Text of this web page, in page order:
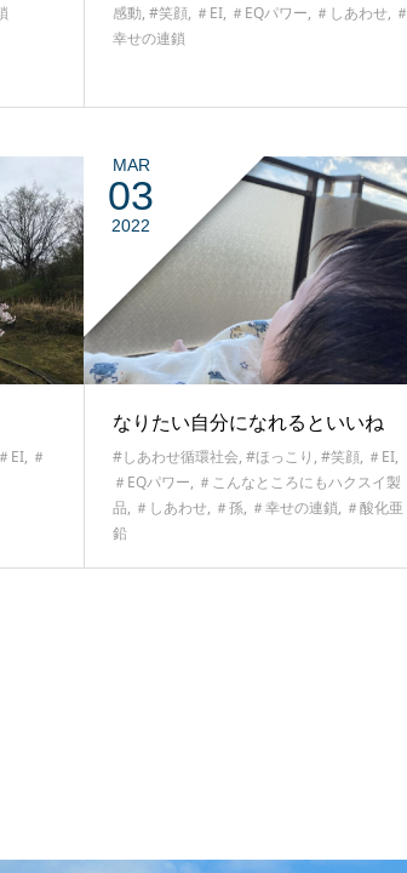
感動, #笑顔, ＃EI, ＃EQパワー, ＃しあわせ, ＃
幸せの連鎖
＃EI, ＃
MAR
03
2022
なりたい自分になれるといいね
#しあわせ循環社会, #ほっこり , #笑顔, ＃EI,
＃EQパワー, ＃こんなところにもハクスイ製
品, ＃しあわせ, ＃孫, ＃幸せの連鎖, ＃酸化亜
鉛